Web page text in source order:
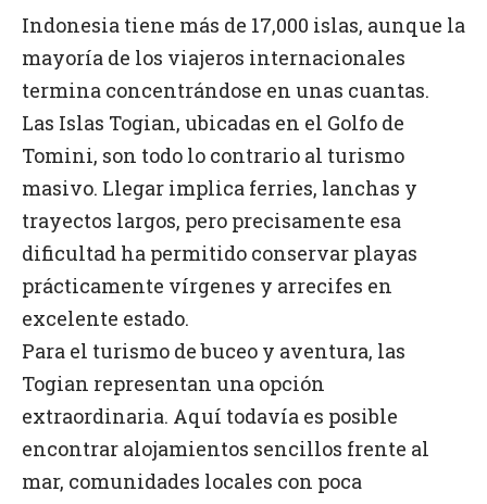
Indonesia tiene más de 17,000 islas, aunque la
mayoría de los viajeros internacionales
termina concentrándose en unas cuantas.
Las Islas Togian, ubicadas en el Golfo de
Tomini, son todo lo contrario al turismo
masivo. Llegar implica ferries, lanchas y
trayectos largos, pero precisamente esa
dificultad ha permitido conservar playas
prácticamente vírgenes y arrecifes en
excelente estado.
Para el turismo de buceo y aventura, las
Togian representan una opción
extraordinaria. Aquí todavía es posible
encontrar alojamientos sencillos frente al
mar, comunidades locales con poca